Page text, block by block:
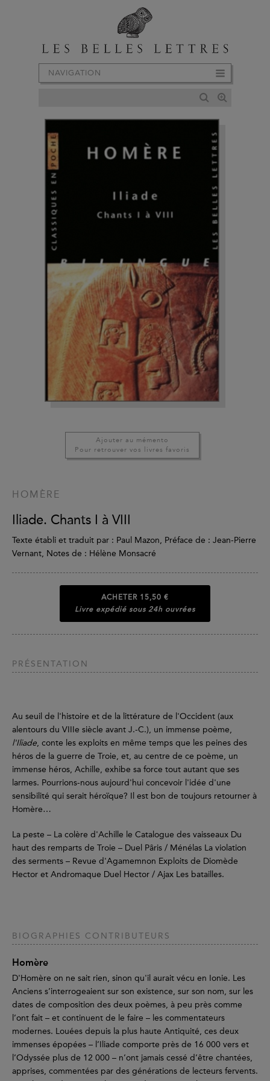
NAVIGATION
Ajouter au mémento
Pour retrouver vos livres favoris
HOMÈRE
Iliade. Chants I à VIII
Texte établi et traduit par : Paul Mazon, Préface de : Jean-Pierre
Vernant, Notes de : Hélène Monsacré
ACHETER 15,50 €
Livre expédié sous 24h ouvrées
PRÉSENTATION
Au seuil de l'histoire et de la littérature de l'Occident (aux
alentours du VIIIe siècle avant J.-C.), un immense poème,
l'Iliade, conte les exploits en même temps que les peines des
héros de la guerre de Troie, et, au centre de ce poème, un
immense héros, Achille, exhibe sa force tout autant que ses
larmes. Pourrions-nous aujourd'hui concevoir l'idée d'une
sensibilité qui serait héroïque? Il est bon de toujours retourner à
Homère…
La peste – La colère d'Achille le Catalogue des vaisseaux Du
haut des remparts de Troie – Duel Pâris / Ménélas La violation
des serments – Revue d'Agamemnon Exploits de Diomède
Hector et Andromaque Duel Hector / Ajax Les batailles.
BIOGRAPHIES CONTRIBUTEURS
Homère
D'Homère on ne sait rien, sinon qu'il aurait vécu en Ionie. Les
Anciens s’interrogeaient sur son existence, sur son nom, sur les
dates de composition des deux poèmes, à peu près comme
l’ont fait – et continuent de le faire – les commentateurs
modernes. Louées depuis la plus haute Antiquité, ces deux
immenses épopées – l’Iliade comporte près de 16 000 vers et
l’Odyssée plus de 12 000 – n’ont jamais cessé d’être chantées,
apprises, commentées par des générations de lecteurs fervents.